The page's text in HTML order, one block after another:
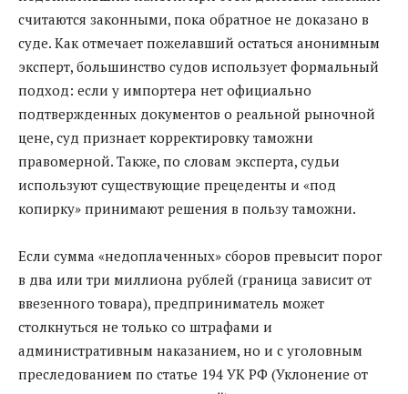
считаются законными, пока обратное не доказано в
суде. Как отмечает пожелавший остаться анонимным
эксперт, большинство судов использует формальный
подход: если у импортера нет официально
подтвержденных документов о реальной рыночной
цене, суд признает корректировку таможни
правомерной. Также, по словам эксперта, судьи
используют существующие прецеденты и «под
копирку» принимают решения в пользу таможни.
Если сумма «недоплаченных» сборов превысит порог
в два или три миллиона рублей (граница зависит от
ввезенного товара), предприниматель может
столкнуться не только со штрафами и
административным наказанием, но и с уголовным
преследованием по статье 194 УК РФ (Уклонение от